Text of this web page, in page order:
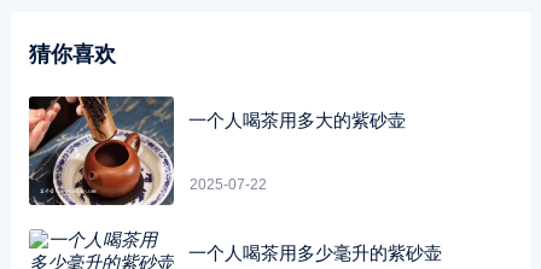
猜你喜欢
一个人喝茶用多大的紫砂壶
2025-07-22
一个人喝茶用多少毫升的紫砂壶